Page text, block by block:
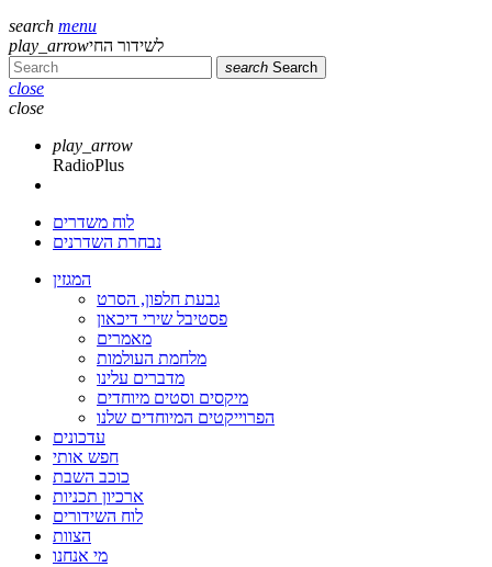
search menu
play_arrowלשידור החי
search Search
close
close
play_arrow
RadioPlus
לוח משדרים
נבחרת השדרנים
המגזין
גבעת חלפון, הסרט
פסטיבל שירי דיכאון
מאמרים
מלחמת העולמות
מדברים עלינו
מיקסים וסטים מיוחדים
הפרוייקטים המיוחדים שלנו
עדכונים
חפש אותי
כוכב השבת
ארכיון תכניות
לוח השידורים
הצוות
מי אנחנו